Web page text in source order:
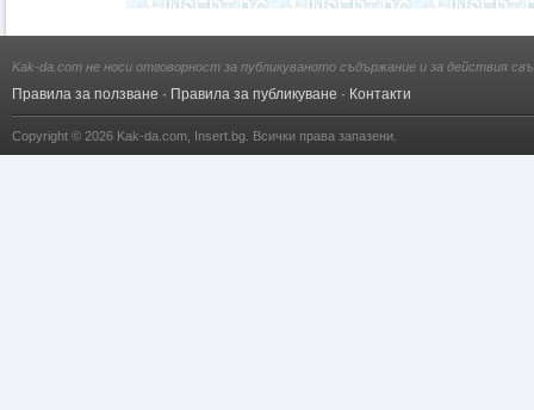
Kak-da.com не носи отговорност за публикуваното съдържание и за действия
Правила за ползване · Правила за публикуване · Контакти
Copyright © 2026 Kak-da.com Insert.bg . Всички права запазени.